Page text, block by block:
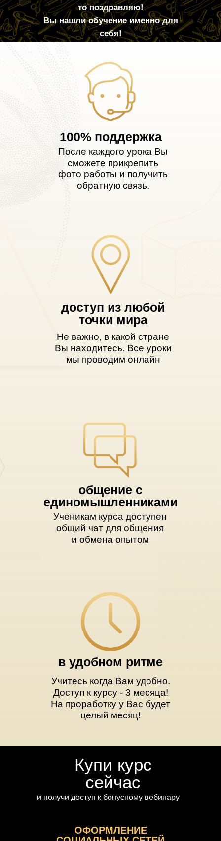
то поздравляю!
Вы нашли обучение именно для
себя!
100% поддержка
После каждого урока Вы
сможете прикрепить
фото работы и получить
обратную связь.
доступ из любой
точки мира
Не важно, в какой стране
Вы находитесь. Все уроки
мы проводим онлайн
общение с
единомышленниками
Ученикам курса доступен
общий чат для общения
и обмена опытом
в удобном ритме
Учитесь когда Вам удобно.
Доступ к курсу - 3 месяца!
На проработку у Вас будет
целый месяц!
и получи доступ к бонусному вебинару
ОФОРМЛЕНИЕ
Купи курс
сейчас